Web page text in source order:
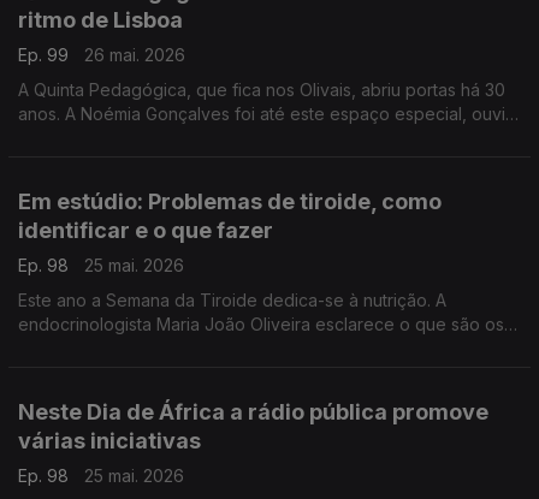
ritmo de Lisboa
Ep. 99
26 mai. 2026
A Quinta Pedagógica, que fica nos Olivais, abriu portas há 30
anos. A Noémia Gonçalves foi até este espaço especial, ouvir
Em estúdio: Problemas de tiroide, como
identificar e o que fazer
Ep. 98
25 mai. 2026
Este ano a Semana da Tiroide dedica-se à nutrição. A
endocrinologista Maria João Oliveira esclarece o que são os
Neste Dia de África a rádio pública promove
várias iniciativas
Ep. 98
25 mai. 2026